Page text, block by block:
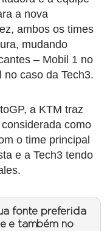
a nova
ambos os times
mudando
– Mobil 1 no
caso da Tech3.
a KTM traz
como
o time principal
e a Tech3 tendo
fonte preferida
e também no